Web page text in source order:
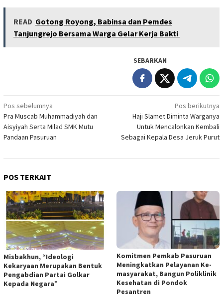
READ Gotong Royong, Babinsa dan Pemdes
Tanjungrejo Bersama Warga Gelar Kerja Bakti
SEBARKAN
Navigasi
pos
Pos sebelumnya
Pra Muscab Muhammadiyah dan
Aisyiyah Serta Milad SMK Mutu
Pandaan Pasuruan
Pos berikutnya
Haji Slamet Diminta Warganya
Untuk Mencalonkan Kembali
Sebagai Kepala Desa Jeruk Purut
POS TERKAIT
Misbakhun, “Ideologi
Kekaryaan Merupakan Bentuk
Pengabdian Partai Golkar
Kepada Negara”
Komitmen Pemkab Pasuruan
Meningkatkan Pelayanan Ke-
masyarakat, Bangun Poliklinik
Kesehatan di Pondok
Pesantren